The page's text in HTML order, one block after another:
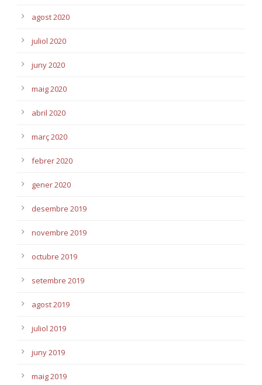
agost 2020
juliol 2020
juny 2020
maig 2020
abril 2020
març 2020
febrer 2020
gener 2020
desembre 2019
novembre 2019
octubre 2019
setembre 2019
agost 2019
juliol 2019
juny 2019
maig 2019